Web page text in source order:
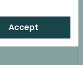
Accept